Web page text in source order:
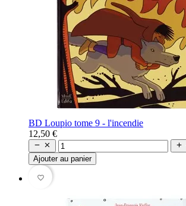
BD Loupio tome 9 - l'incendie
12,50 €
  
Ajouter au panier
favorite_border